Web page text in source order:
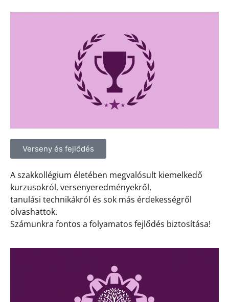
Verseny és fejlődés
A szakkollégium életében megvalósult kiemelkedő
kurzusokról, versenyeredményekről,
tanulási technikákról és sok más érdekességről
olvashattok.
Számunkra fontos a folyamatos fejlődés biztosítása!